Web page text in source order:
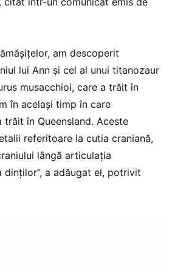
am descoperit
lui Ann şi cel al unui titanozaur
musacchioi, care a trăit în
în acelaşi timp în care
trăit în Queensland. Aceste
referitoare la cutia craniană,
lângă articulaţia
dinţilor”, a adăugat el, potrivit